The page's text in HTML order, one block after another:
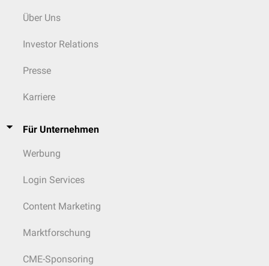
Über Uns
Investor Relations
Presse
Karriere
Für Unternehmen
Werbung
Login Services
Content Marketing
Marktforschung
CME-Sponsoring